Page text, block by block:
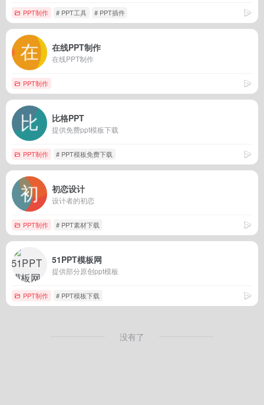
PPT制作 # PPT工具 # PPT插件
在线PPT制作
在线PPT制作
PPT制作
比格PPT
提供免费ppt模板下载
PPT制作 # PPT模板免费下载
初恋设计
设计者的初恋
PPT制作 # PPT素材下载
51PPT模板网
提供部分原创ppt模板
PPT制作 # PPT模板下载
没有了